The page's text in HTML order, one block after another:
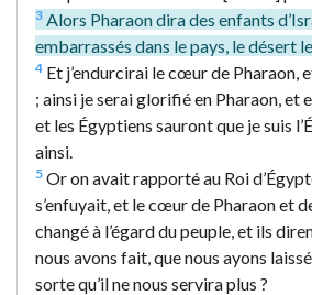
3 Alors Pharaon dira des enfants
embarrassés dans le pays, le désert
4 Et j’endurcirai le cœur de Pharaon,
; ainsi je serai glorifié en Pharaon, et
et les Égyptiens sauront que je suis
ainsi.
5 Or on avait rapporté au Roi
s’enfuyait, et le cœur de Pharaon et
changé à l’égard du peuple, et ils
nous avons fait, que nous ayons
sorte qu’il ne nous servira plus ?